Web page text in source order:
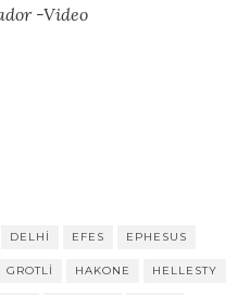
-Video
DELHI EFES EPHESUS
GROTLI HAKONE HELLESTY